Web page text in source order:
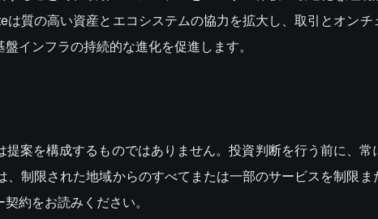
質の高い資産とエコシステムの協力を拡大し、取引とオンチ
インフラの持続的な進化を促進します。
案を構成するものではありません。投資判断を行う前に、常
制限された地域からのすべてまたは一部のサービスを制限ま
約をお読みください。